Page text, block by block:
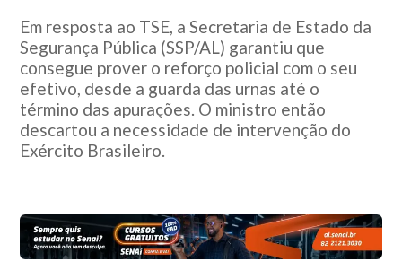
Em resposta ao TSE, a Secretaria de Estado da
Segurança Pública (SSP/AL) garantiu que
consegue prover o reforço policial com o seu
efetivo, desde a guarda das urnas até o
término das apurações. O ministro então
descartou a necessidade de intervenção do
Exército Brasileiro.